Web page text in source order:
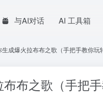
与AI对话 AI 工具箱
成爆火拉布布之歌（手把手教你玩
布之歌（手把手